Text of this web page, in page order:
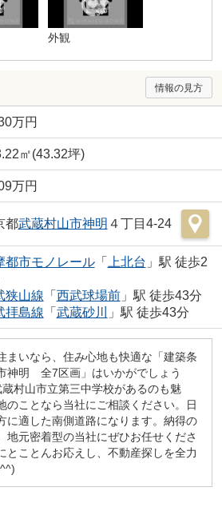
外観
情報の見方
万円
㎡(43.32坪)
万円
都武蔵村山市神明 ４丁目4-24
都市モノレール「 上北台 」駅 徒歩2
狭山線 「 西武球場前」駅 徒歩43分
拝島線 「 武蔵砂川 」駅 徒歩43分
まいなら、住み心地も快適な「建築条
神明 全7区画」はいかがでしょう
村山市立第三中学校があるのも魅
のことなら当社にご相談ください。日
に適した南側道路になります。納得の
地元密着型の当社にぜひお任せくださ
とことんお応えし、不動産探しを全力